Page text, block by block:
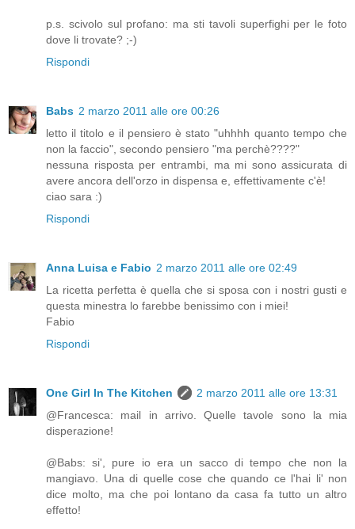
p.s. scivolo sul profano: ma sti tavoli superfighi per le foto
dove li trovate? ;-)
Rispondi
Babs 2 marzo 2011 alle ore 00:26
letto il titolo e il pensiero è stato "uhhhh quanto tempo che
non la faccio", secondo pensiero "ma perchè????"
nessuna risposta per entrambi, ma mi sono assicurata di
avere ancora dell'orzo in dispensa e, effettivamente c'è!
ciao sara :)
Rispondi
Anna Luisa e Fabio 2 marzo 2011 alle ore 02:49
La ricetta perfetta è quella che si sposa con i nostri gusti e
questa minestra lo farebbe benissimo con i miei!
Fabio
Rispondi
One Girl In The Kitchen
2 marzo 2011 alle ore 13:31
@Francesca: mail in arrivo. Quelle tavole sono la mia
disperazione!
@Babs: si', pure io era un sacco di tempo che non la
mangiavo. Una di quelle cose che quando ce l'hai li' non
dice molto, ma che poi lontano da casa fa tutto un altro
effetto!